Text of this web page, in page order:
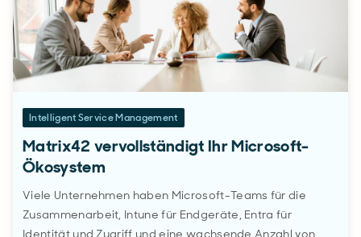
Intelligent Service Management
Matrix42 vervollständigt Ihr Microsoft-
Ökosystem
Viele Unternehmen haben Microsoft-Teams für die
Zusammenarbeit, Intune für Endgeräte, Entra für
Identität und Zugriff und eine wachsende Anzahl von